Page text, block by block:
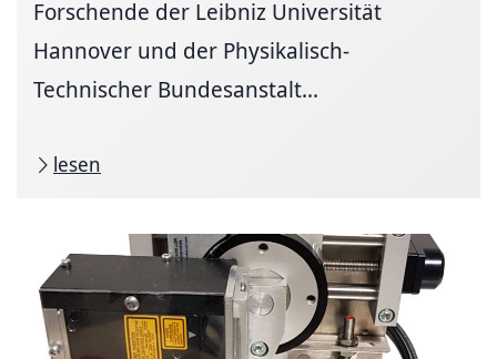
Forschende der Leibniz Universität
Hannover und der Physikalisch-
Technischer Bundesanstalt...
lesen